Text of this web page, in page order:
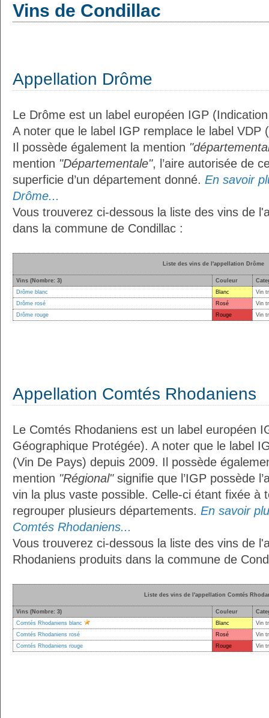
Vins de Condillac
Appellation Drôme
Le Drôme est un label européen IGP
A noter que le label IGP remplace le label VDP
Il possède également la mention
mention "Départementale", l’aire autorisée de
superficie d’un département donné. En savoir
Drôme...
Vous trouverez ci-dessous la liste des vins de
dans la commune de Condillac :
Liste des vins de l'appellation Drôme
Vins (Nombre: 3) Couleur
Drôme blanc
Blanc
Vin
Drôme rosé
Rosé
Vin
Drôme rouge
Rouge Vin
Appellation Comtés Rhodaniens
Le Comtés Rhodaniens est un label européen
Géographique Protégée). A noter que le label
(Vin De Pays) depuis 2009. Il possède
mention "Régional"signifie que l’IGP possède
vin la plus vaste possible. Celle-ci étant fixée à
regrouper plusieurs départements. En savoir
Comtés Rhodaniens...
Vous trouverez ci-dessous la liste des vins de
Rhodaniens produits dans la commune de
Liste des vins de l'appellation Comtés
Vins (Nombre: 3) Couleur
Comtés Rhodaniens blanc
Blanc
Vin
Comtés Rhodaniens rosé
Rosé
Vin
Comtés Rhodaniens rouge
Rouge Vin